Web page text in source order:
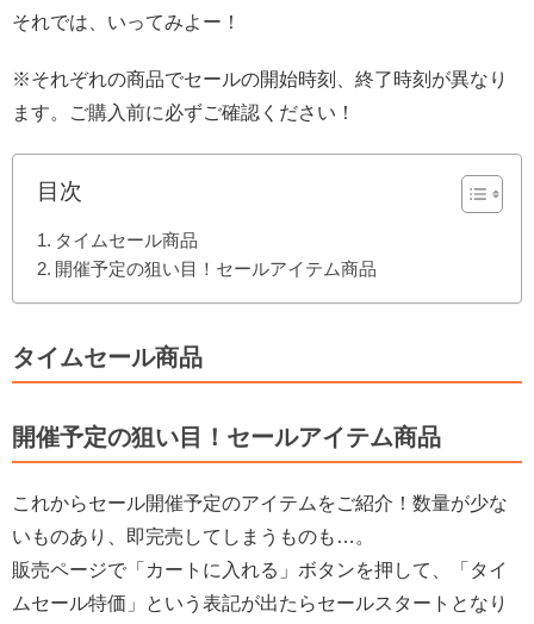
それでは、いってみよー！
※それぞれの商品でセールの開始時刻、終了時刻が異なり
ます。ご購入前に必ずご確認ください！
目次
タイムセール商品
開催予定の狙い目！セールアイテム商品
タイムセール商品
開催予定の狙い目！セールアイテム商品
これからセール開催予定のアイテムをご紹介！数量が少な
いものあり、即完売してしまうものも…。
販売ページで「カートに入れる」ボタンを押して、「タイ
ムセール特価」という表記が出たらセールスタートとなり